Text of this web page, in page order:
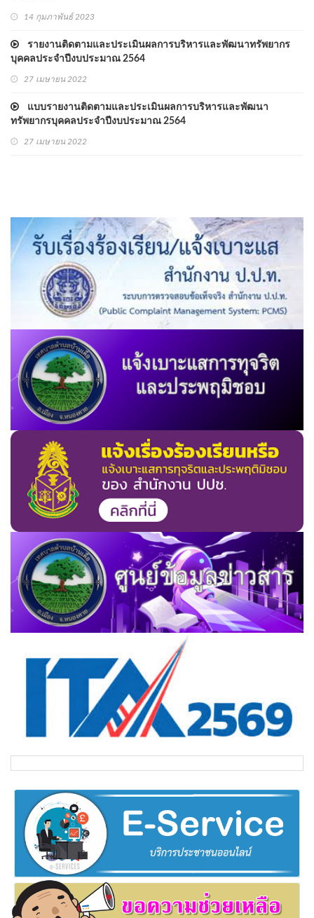
14 กุมภาพันธ์ 2023
รายงานติดตามและประเมินผลการบริหารและพัฒนาทรัพยากร
บุคคลประจำปีงบประมาณ 2564
27 เมษายน 2022
แบบรายงานติดตามและประเมินผลการบริหารและพัฒนา
ทรัพยากรบุคคลประจำปีงบประมาณ 2564
27 เมษายน 2022